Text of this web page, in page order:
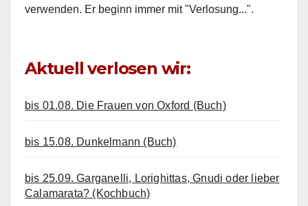
verwenden. Er beginn immer mit "Verlosung...".
Aktuell verlosen wir:
bis 01.08. Die Frauen von Oxford (Buch)
bis 15.08. Dunkelmann (Buch)
bis 25.09. Garganelli, Lorighittas, Gnudi oder lieber
Calamarata? (Kochbuch)